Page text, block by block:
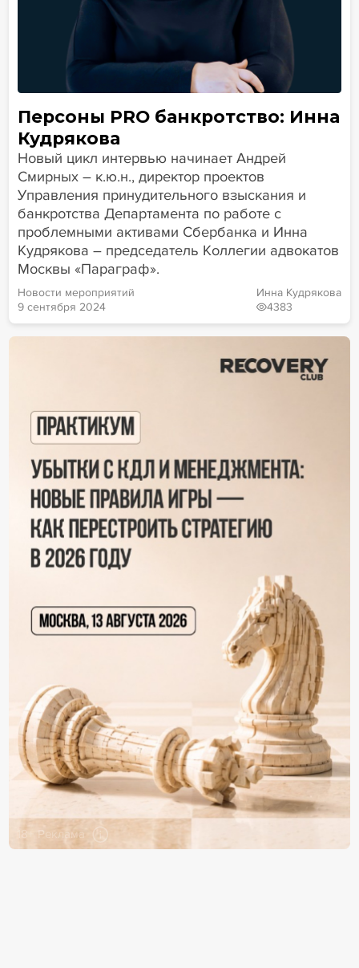
Персоны PRO банкротство: Инна
Кудрякова
Новый цикл интервью начинает Андрей
Смирных – к.ю.н., директор проектов
Управления принудительного взыскания и
банкротства Департамента по работе с
проблемными активами Сбербанка и Инна
Кудрякова – председатель Коллегии адвокатов
Москвы «Параграф».
Новости мероприятий
9 сентября 2024
Инна Кудрякова
4383
18+ Реклама